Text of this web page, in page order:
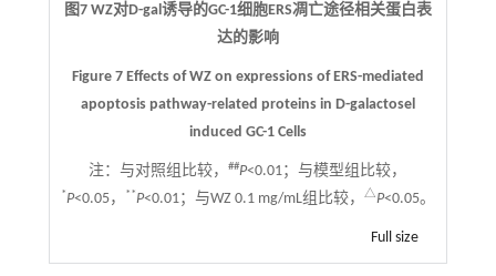
图7 WZ对D-gal诱导的GC-1细胞ERS凋亡途径相关蛋白表
达的影响
Figure 7 Effects of WZ on expressions of ERS-mediated
apoptosis pathway-related proteins in D-galactosel
induced GC-1 Cells
注：与对照组比较，##P<0.01；与模型组比较，
*P<0.05， **P<0.01；与WZ 0.1 mg/mL组比较， △P<0.05。
Full size